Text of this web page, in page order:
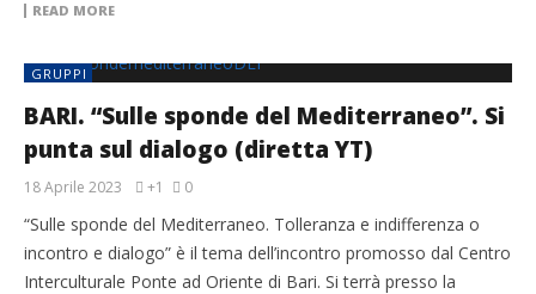
READ MORE
GRUPPI
BARI. “Sulle sponde del Mediterraneo”. Si
punta sul dialogo (diretta YT)
18 Aprile 2023 +1 0
“Sulle sponde del Mediterraneo. Tolleranza e indifferenza o
incontro e dialogo” è il tema dell’incontro promosso dal Centro
Interculturale Ponte ad Oriente di Bari. Si terrà presso la